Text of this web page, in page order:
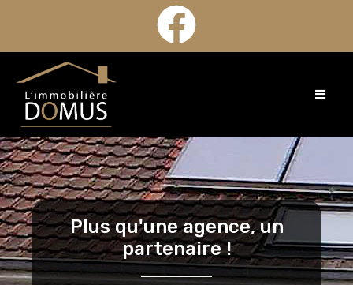
Plus qu'une agence, un
partenaire !